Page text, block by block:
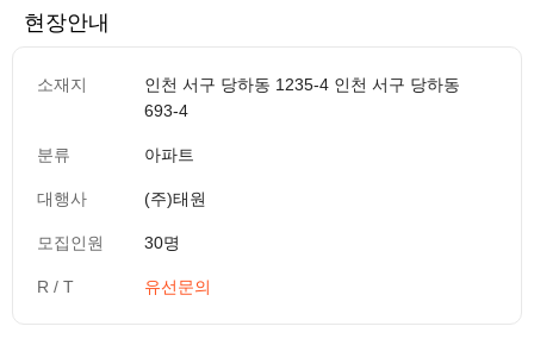
현장안내
소재지
인천 서구 당하동 1235-4 인천 서구 당하동
693-4
분류 아파트
대행사 (주)태원
모집인원 30명
R / T 유선문의